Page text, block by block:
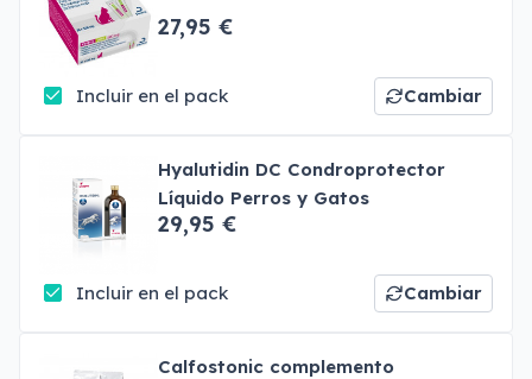
27,95 €
Incluir en el pack Cambiar
Hyalutidin DC Condroprotector
Líquido Perros y Gatos
29,95 €
Incluir en el pack Cambiar
Calfostonic complemento